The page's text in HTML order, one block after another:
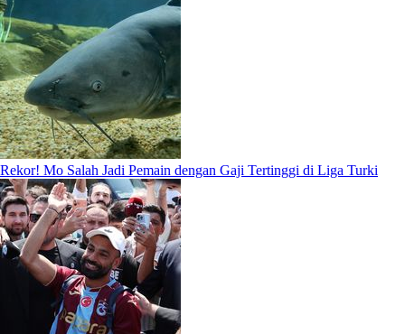
Rekor! Mo Salah Jadi Pemain dengan Gaji Tertinggi di Liga Turki